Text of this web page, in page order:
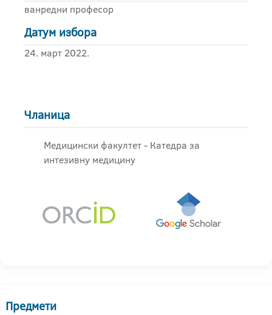
ванредни професор
Датум избора
24. март 2022.
Чланица
Медицински факултет - Катедра за
интезивну медицину
Предмети